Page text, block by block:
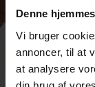
Denne
Vi bruger
annoncer, til at
at analysere
din brug af